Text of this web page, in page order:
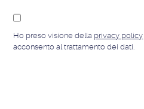
Ho preso visione della privacy policy
acconsento al trattamento dei dati.